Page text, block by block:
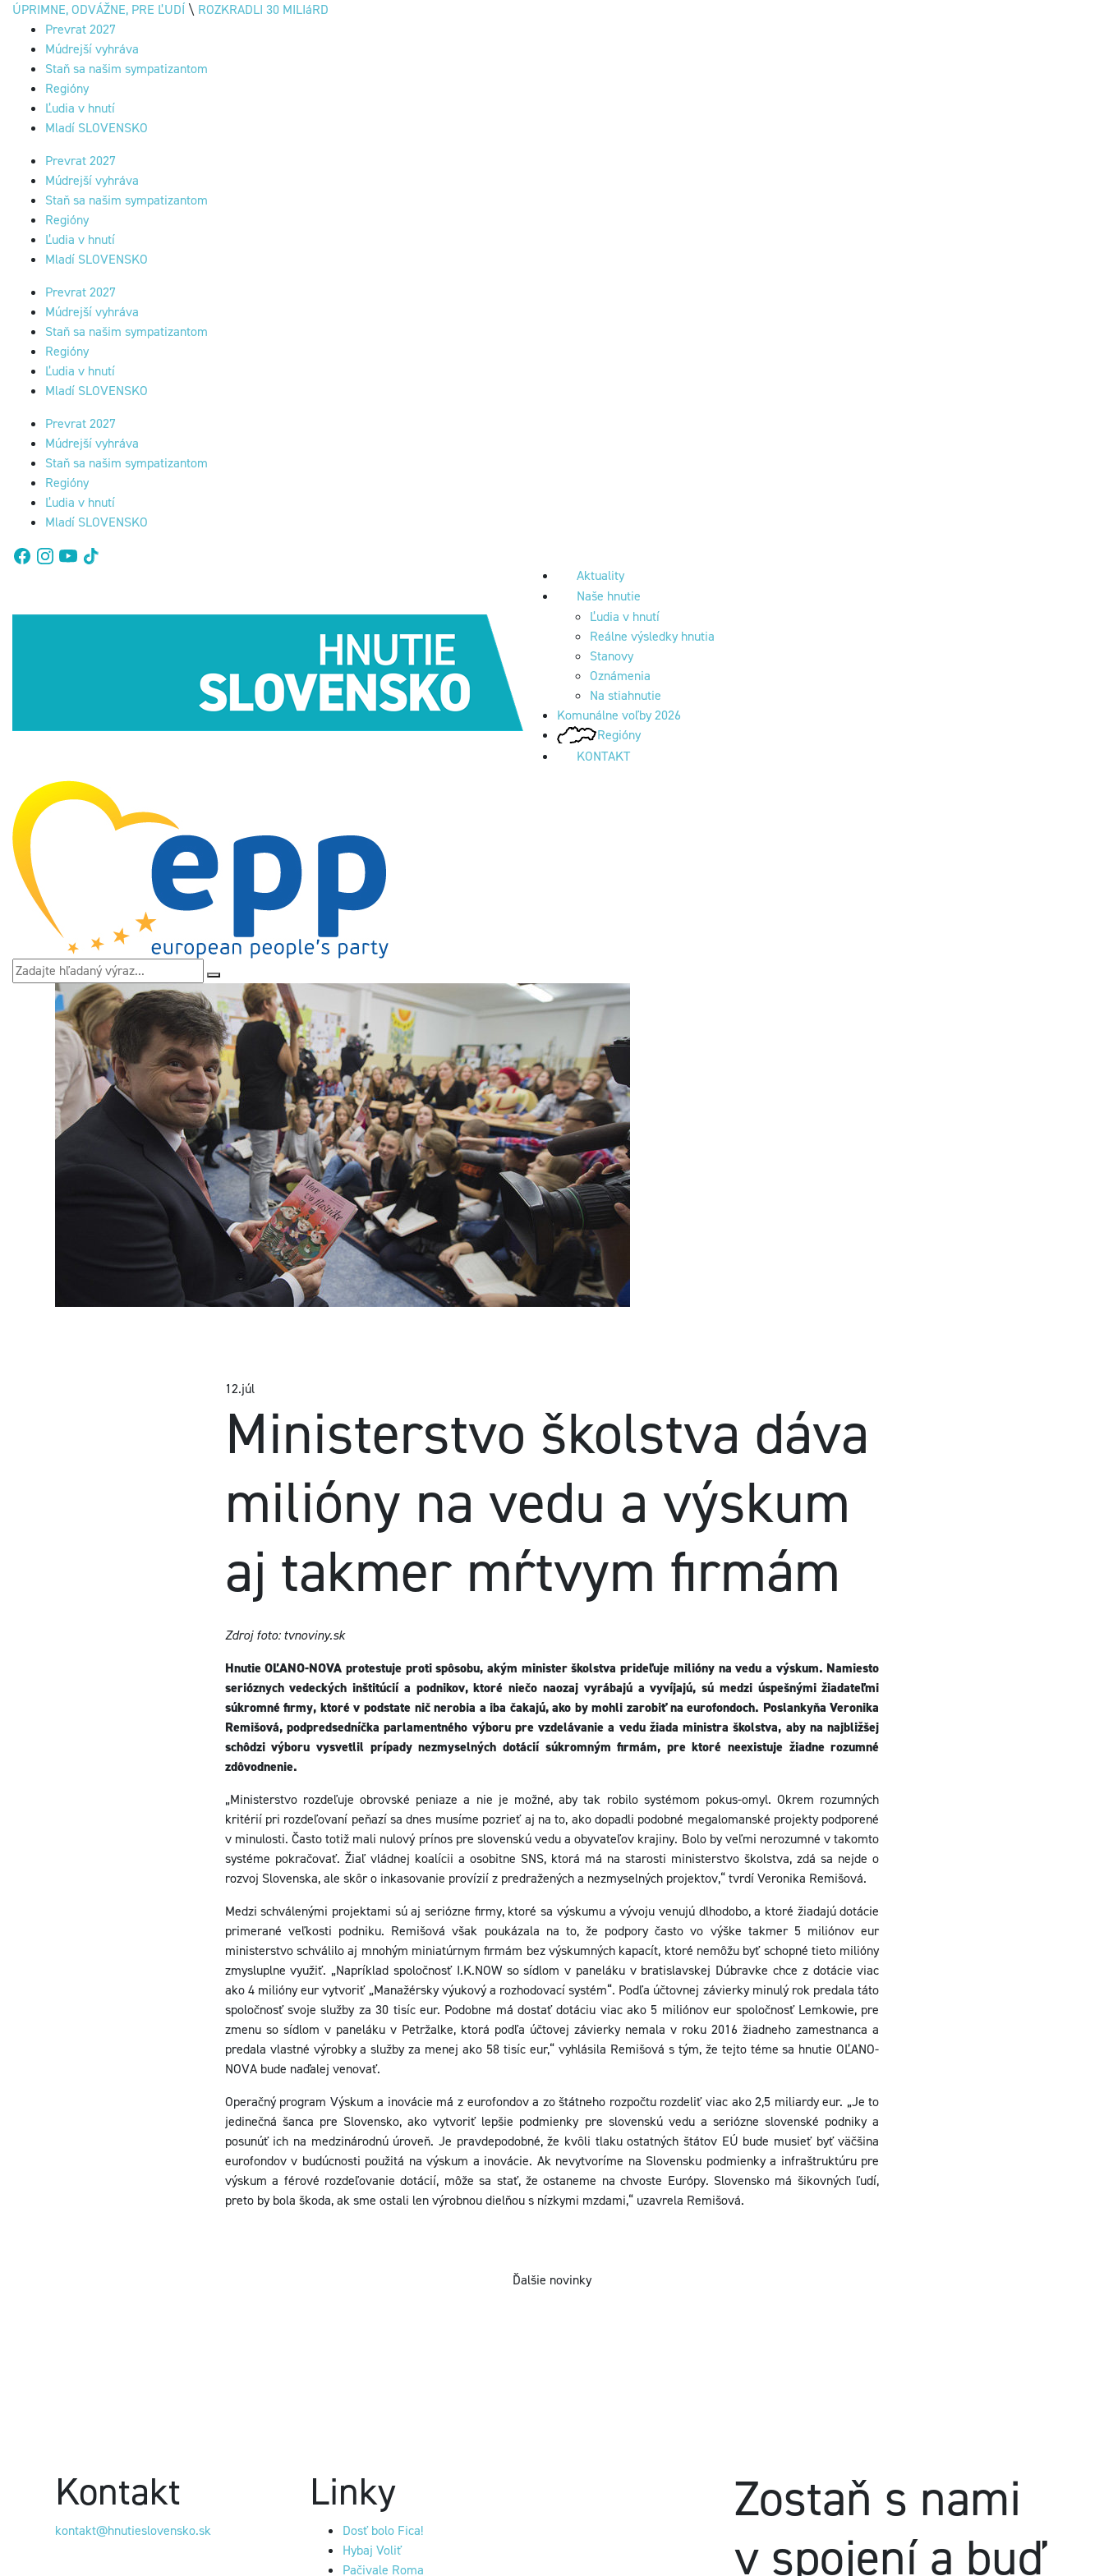
ÚPRIMNE, ODVÁŽNE, PRE ĽUDÍ \ ROZKRADLI 30 MILIáRD
Prevrat 2027
Múdrejší vyhráva
Staň sa našim sympatizantom
Regióny
Ľudia v hnutí
Mladí SLOVENSKO
Prevrat 2027
Múdrejší vyhráva
Staň sa našim sympatizantom
Regióny
Ľudia v hnutí
Mladí SLOVENSKO
Prevrat 2027
Múdrejší vyhráva
Staň sa našim sympatizantom
Regióny
Ľudia v hnutí
Mladí SLOVENSKO
Prevrat 2027
Múdrejší vyhráva
Staň sa našim sympatizantom
Regióny
Ľudia v hnutí
Mladí SLOVENSKO
Aktuality
Naše hnutie
Ľudia v hnutí
Reálne výsledky hnutia
Stanovy
Oznámenia
Na stiahnutie
Komunálne voľby 2026
Regióny
KONTAKT
12.júl
Ministerstvo školstva dáva
milióny na vedu a výskum
aj takmer mŕtvym firmám
Zdroj foto: tvnoviny.sk
Hnutie OĽANO-NOVA protestuje proti spôsobu, akým minister školstva prideľuje milióny na vedu a výskum. Namiesto
serióznych vedeckých inštitúcií a podnikov, ktoré niečo naozaj vyrábajú a vyvíjajú, sú medzi úspešnými žiadateľmi
súkromné firmy, ktoré v podstate nič nerobia a iba čakajú, ako by mohli zarobiť na eurofondoch. Poslankyňa Veronika
Remišová, podpredsedníčka parlamentného výboru pre vzdelávanie a vedu žiada ministra školstva, aby na najbližšej
schôdzi výboru vysvetlil prípady nezmyselných dotácií súkromným firmám, pre ktoré neexistuje žiadne rozumné
zdôvodnenie.
„Ministerstvo rozdeľuje obrovské peniaze a nie je možné, aby tak robilo systémom pokus-omyl. Okrem rozumných
kritérií pri rozdeľovaní peňazí sa dnes musíme pozrieť aj na to, ako dopadli podobné megalomanské projekty podporené
v minulosti. Často totiž mali nulový prínos pre slovenskú vedu a obyvateľov krajiny. Bolo by veľmi nerozumné v takomto
systéme pokračovať. Žiaľ vládnej koalícii a osobitne SNS, ktorá má na starosti ministerstvo školstva, zdá sa nejde o
rozvoj Slovenska, ale skôr o inkasovanie provízií z predražených a nezmyselných projektov,“ tvrdí Veronika Remišová.
Medzi schválenými projektami sú aj seriózne firmy, ktoré sa výskumu a vývoju venujú dlhodobo, a ktoré žiadajú dotácie
primerané veľkosti podniku. Remišová však poukázala na to, že podpory často vo výške takmer 5 miliónov eur
ministerstvo schválilo aj mnohým miniatúrnym firmám bez výskumných kapacít, ktoré nemôžu byť schopné tieto milióny
zmysluplne využiť. „Napríklad spoločnosť I.K.NOW so sídlom v paneláku v bratislavskej Dúbravke chce z dotácie viac
ako 4 milióny eur vytvoriť „Manažérsky výukový a rozhodovací systém“. Podľa účtovnej závierky minulý rok predala táto
spoločnosť svoje služby za 30 tisíc eur. Podobne má dostať dotáciu viac ako 5 miliónov eur spoločnosť Lemkowie, pre
zmenu so sídlom v paneláku v Petržalke, ktorá podľa účtovej závierky nemala v roku 2016 žiadneho zamestnanca a
predala vlastné výrobky a služby za menej ako 58 tisíc eur,“ vyhlásila Remišová s tým, že tejto téme sa hnutie OĽANO-
NOVA bude naďalej venovať.
Operačný program Výskum a inovácie má z eurofondov a zo štátneho rozpočtu rozdeliť viac ako 2,5 miliardy eur. „Je to
jedinečná šanca pre Slovensko, ako vytvoriť lepšie podmienky pre slovenskú vedu a seriózne slovenské podniky a
posunúť ich na medzinárodnú úroveň. Je pravdepodobné, že kvôli tlaku ostatných štátov EÚ bude musieť byť väčšina
eurofondov v budúcnosti použitá na výskum a inovácie. Ak nevytvoríme na Slovensku podmienky a infraštruktúru pre
výskum a férové rozdeľovanie dotácií, môže sa stať, že ostaneme na chvoste Európy. Slovensko má šikovných ľudí,
preto by bola škoda, ak sme ostali len výrobnou dielňou s nízkymi mzdami,“ uzavrela Remišová.
Ďalšie novinky
Kontakt
kontakt@hnutieslovensko.sk
Linky
Dosť bolo Fica!
Hybaj Voliť
Pačivale Roma
Zostaň s nami
v spojení a buď